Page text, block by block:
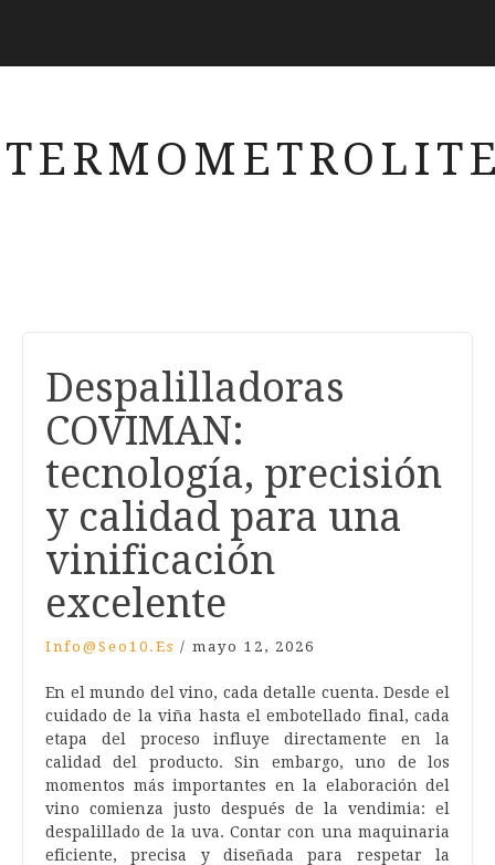
Despalilladoras
COVIMAN:
tecnología, precisión
y calidad para una
vinificación
excelente
Info@seo10.es / mayo 12, 2026
En el mundo del vino, cada detalle cuenta. Desde el
cuidado de la viña hasta el embotellado final, cada
etapa del proceso influye directamente en la
calidad del producto. Sin embargo, uno de los
momentos más importantes en la elaboración del
vino comienza justo después de la vendimia: el
despalillado de la uva. Contar con una maquinaria
eficiente, precisa y diseñada para respetar la